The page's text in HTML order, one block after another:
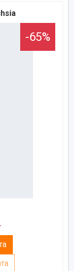
-65%